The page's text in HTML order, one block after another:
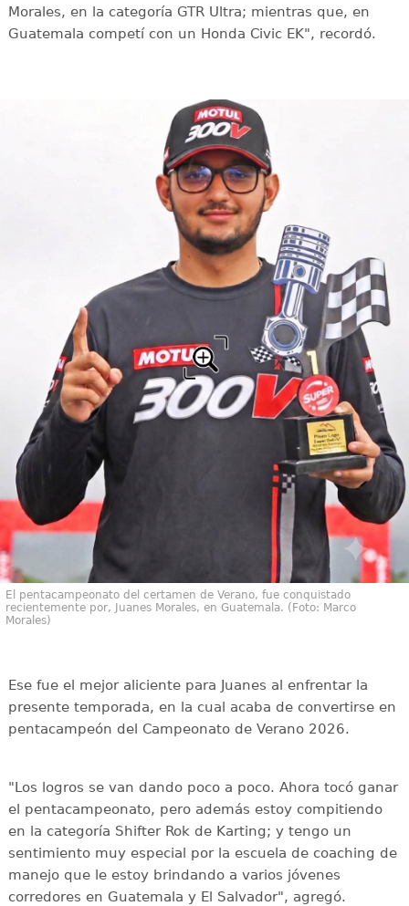
Morales, en la categoría GTR Ultra; mientras que, en
Guatemala competí con un Honda Civic EK", recordó.
El pentacampeonato del certamen de Verano, fue conquistado
recientemente por, Juanes Morales, en Guatemala. (Foto: Marco
Morales)
Ese fue el mejor aliciente para Juanes al enfrentar la
presente temporada, en la cual acaba de convertirse en
pentacampeón del Campeonato de Verano 2026.
"Los logros se van dando poco a poco. Ahora tocó ganar
el pentacampeonato, pero además estoy compitiendo
en la categoría Shifter Rok de Karting; y tengo un
sentimiento muy especial por la escuela de coaching de
manejo que le estoy brindando a varios jóvenes
corredores en Guatemala y El Salvador", agregó.